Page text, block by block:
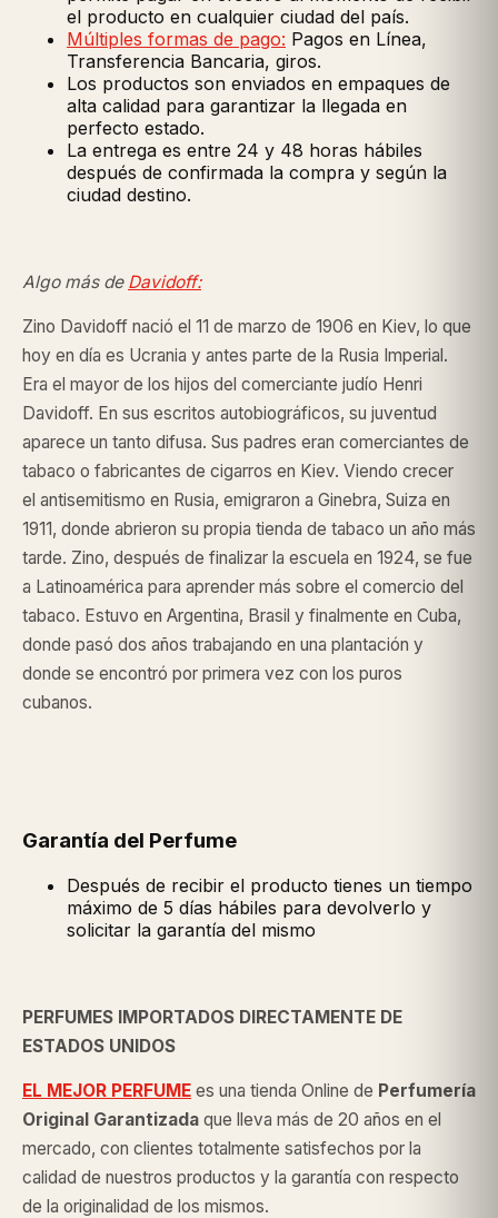
el producto en cualquier ciudad del país.
Múltiples formas de pago: Pagos en Línea,
Transferencia Bancaria, giros.
Los productos son enviados en empaques de
alta calidad para garantizar la llegada en
perfecto estado.
La entrega es entre 24 y 48 horas hábiles
después de confirmada la compra y según la
ciudad destino.
Algo más de Davidoff:
Zino Davidoff nació el 11 de marzo de 1906 en Kiev, lo que
hoy en día es Ucrania y antes parte de la Rusia Imperial.
Era el mayor de los hijos del comerciante judío Henri
Davidoff. En sus escritos autobiográficos, su juventud
aparece un tanto difusa. Sus padres eran comerciantes de
tabaco o fabricantes de cigarros en Kiev. Viendo crecer
el antisemitismo en Rusia, emigraron a Ginebra, Suiza en
1911, donde abrieron su propia tienda de tabaco un año más
tarde. Zino, después de finalizar la escuela en 1924, se fue
a Latinoamérica para aprender más sobre el comercio del
tabaco. Estuvo en Argentina, Brasil y finalmente en Cuba,
donde pasó dos años trabajando en una plantación y
donde se encontró por primera vez con los puros​
cubanos.
Garantía del Perfume
Después de recibir el producto tienes un tiempo
máximo de 5 días hábiles para devolverlo y
solicitar la garantía del mismo
PERFUMES IMPORTADOS DIRECTAMENTE DE
ESTADOS UNIDOS
EL MEJOR PERFUME es una tienda Online de Perfumería
Original Garantizada que lleva más de 20 años en el
mercado, con clientes totalmente satisfechos por la
calidad de nuestros productos y la garantía con respecto
de la originalidad de los mismos.